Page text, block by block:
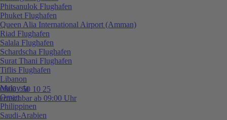
0800 / 50 10 25
erreichbar ab 09:00 Uhr
Phitsanulok Flughafen
Phuket Flughafen
Queen Alia International Airport (Amman)
Riad Flughafen
Salala Flughafen
Schardscha Flughafen
Surat Thani Flughafen
Tiflis Flughafen
Libanon
Malaysia
Oman
Philippinen
Saudi-Arabien